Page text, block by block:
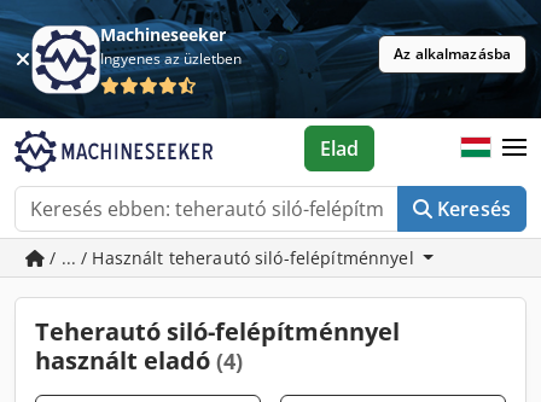
Machineseeker
Ingyenes az üzletben Az alkalmazásba
Keresés
Elad
/ ... / Használt teherautó siló-felépítménnyel
Teherautó siló-felépítménnyel
használt eladó (4)